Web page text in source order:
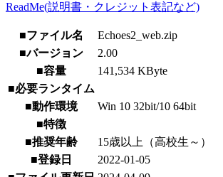
ReadMe(説明書・クレジット表記など)
■ファイル名
Echoes2_web.zip
■バージョン
2.00
■容量
141,534 KByte
■必要ランタイム
■動作環境
Win 10 32bit/10 64bit
■特徴
■推奨年齢
15歳以上（高校生～）
■登録日
2022-01-05